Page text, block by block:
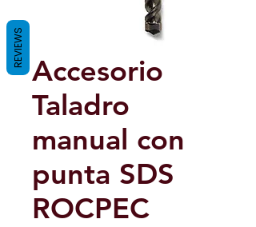
Accesorio
Taladro
manual con
punta SDS
ROCPEC
REVIEWS